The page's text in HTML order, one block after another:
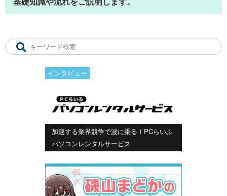
インタビュー
加速する業界競争で波に乗る！PCらいふ
パソコンレンタルサービス